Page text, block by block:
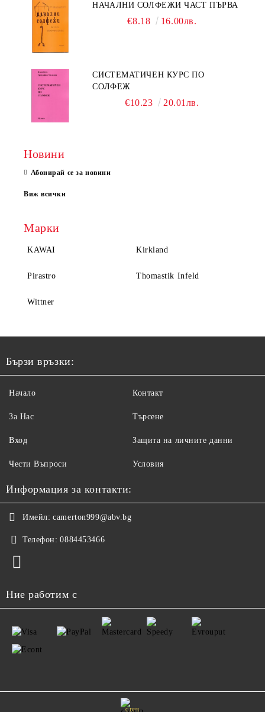
НАЧАЛНИ СОЛФЕЖИ ЧАСТ ПЪРВА
€8.18 16.00лв.
СИСТЕМАТИЧЕН КУРС ПО
СОЛФЕЖ
€10.23 20.01лв.
Новини
Абонирай се за новини
Виж всички
Марки
KAWAI Kirkland
Pirastro Thomastik Infeld
Wittner
Бързи връзки:
Начало
За Нас
Вход
Чести Въпроси
Контакт
Търсене
Защита на личните данни
Условия
Информация за контакти:
Имейл: camerton999@abv.bg
Телефон: 0884453466
Ние работим с
GDPR